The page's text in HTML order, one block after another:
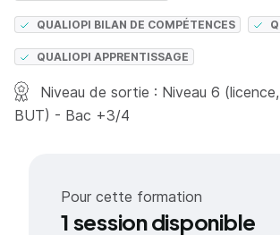
QUALIOPI BILAN DE COMPÉTENCES
QUALIOPI APPRENTISSAGE
Niveau de sortie : Niveau 6
BUT) - Bac +3/4
Pour cette formation
1 session disponible